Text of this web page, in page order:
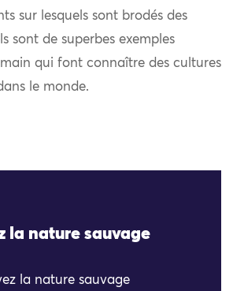
sur lesquels sont brodés des
sont de superbes exemples
qui font connaître des cultures
le monde.
la nature sauvage
la nature sauvage